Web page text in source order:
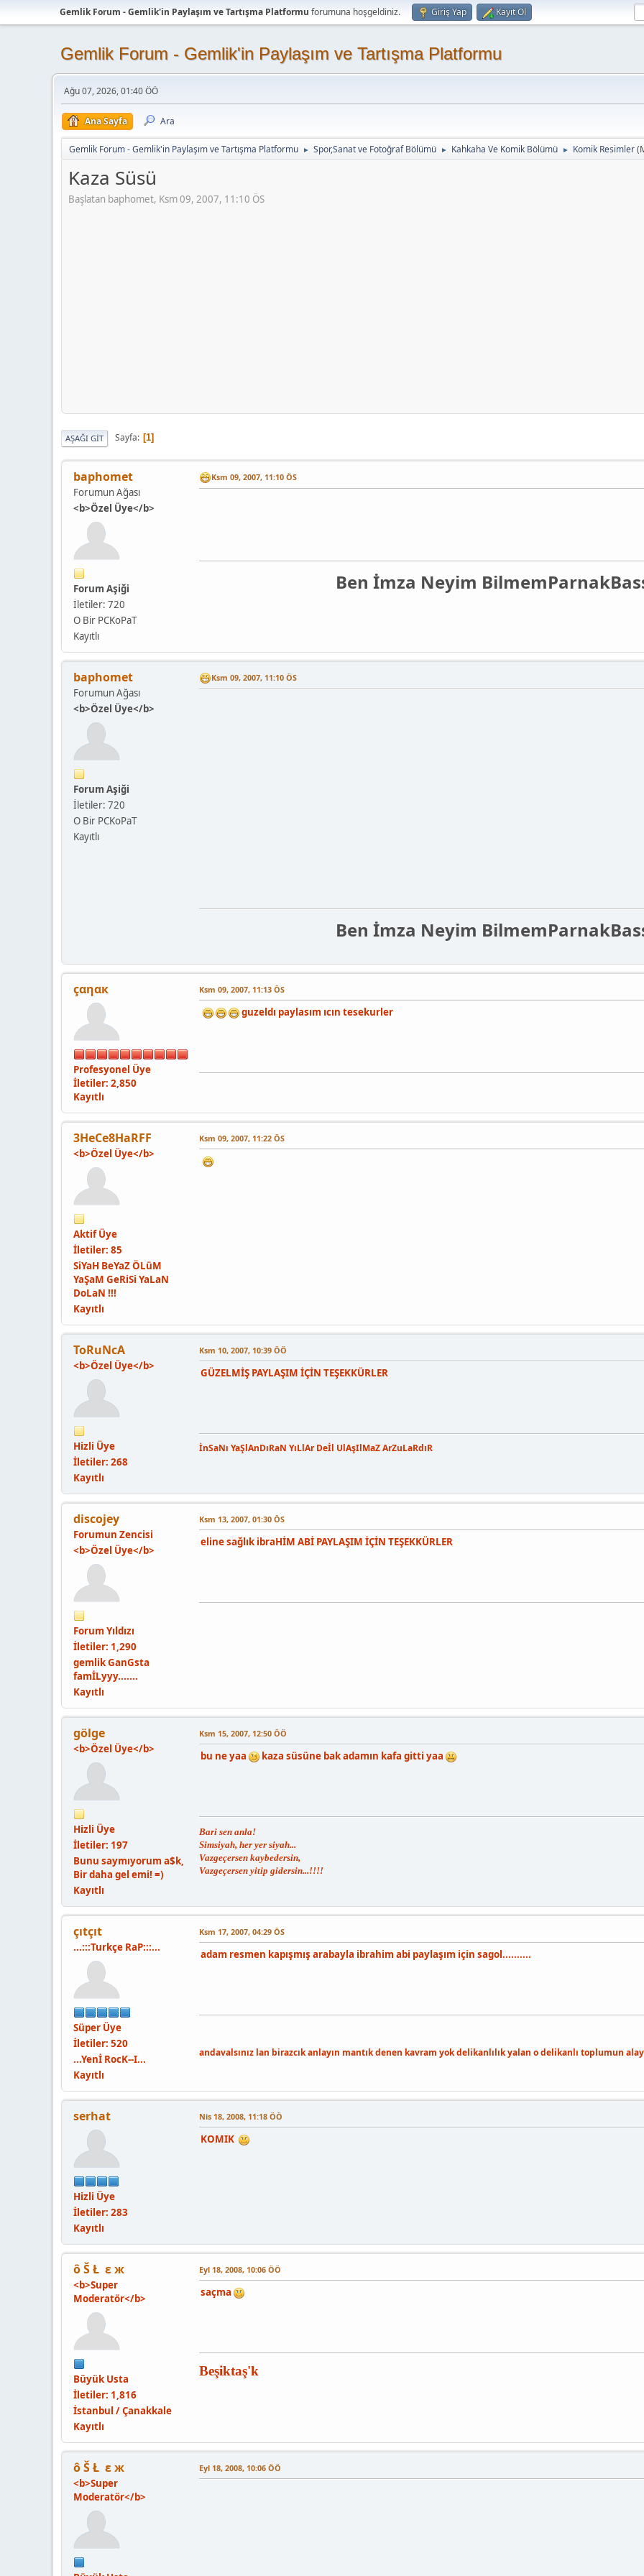
Gemlik Forum - Gemlik'in Paylaşım ve Tartışma Platformu forumuna hoşgeldiniz. Giriş Yap Kayıt Ol
Gemlik Forum - Gemlik'in Paylaşım ve Tartışma Platformu
Ağu 07, 2026, 01:40 ÖÖ
Ana Sayfa Ara
Gemlik Forum - Gemlik'in Paylaşım ve Tartışma Platformu ► Spor,Sanat ve Fotoğraf Bölümü ► Kahkaha Ve Komik Bölümü ► Komik Resimler
Kaza Süsü
Başlatan baphomet, Ksm 09, 2007, 11:10 ÖS
AŞAĞI GIT Sayfa 1
baphomet
Forumun Ağası
<b>Özel Üye</b>
Forum Aşiği
İletiler: 720
O Bir PCKoPaT
Kayıtlı
Ksm 09, 2007, 11:10 ÖS
Ben İmza Neyim BilmemParnak
baphomet
Forumun Ağası
<b>Özel Üye</b>
Forum Aşiği
İletiler: 720
O Bir PCKoPaT
Kayıtlı
Ksm 09, 2007, 11:10 ÖS
Ben İmza Neyim BilmemParnak
çαηαк
Profesyonel Üye
İletiler: 2,850
Kayıtlı
Ksm 09, 2007, 11:13 ÖS
guzeldı paylasım ıcın tesekurler
3HeCe8HaRFF
<b>Özel Üye</b>
Aktif Üye
İletiler: 85
SiYaH BeYaZ ÖLüM
YaŞaM GeRiSi YaLaN
DoLaN !!!
Kayıtlı
Ksm 09, 2007, 11:22 ÖS
ToRuNcA
<b>Özel Üye</b>
Hizli Üye
İletiler: 268
Kayıtlı
Ksm 10, 2007, 10:39 ÖÖ
GÜZELMİŞ PAYLAŞIM İÇİN TEŞEKKÜRLER
İnSaNı YaŞlAnDıRaN YıLlAr Deİl UlAşIlMaZ ArZuLaRdıR
discojey
Forumun Zencisi
<b>Özel Üye</b>
Forum Yıldızı
İletiler: 1,290
gemlik GanGsta
famİLyyy.......
Kayıtlı
Ksm 13, 2007, 01:30 ÖS
eline sağlık ibraHİM ABİ PAYLAŞIM İÇİN TEŞEKKÜRLER
gölge
<b>Özel Üye</b>
Hizli Üye
İletiler: 197
Bunu saymıyorum a$k,
Bir daha gel emi! =)
Kayıtlı
Ksm 15, 2007, 12:50 ÖÖ
bu ne yaa kaza süsüne bak adamın kafa gitti yaa
Bari sen anla!
Simsiyah, her yer siyah...
Vazgeçersen kaybedersin,
Vazgeçersen yitip gidersin...!!!!
çıtçıt
...:::Turkçe RaP:::...
Süper Üye
İletiler: 520
...Yenİ RocK--I...
Kayıtlı
Ksm 17, 2007, 04:29 ÖS
adam resmen kapışmış arabayla ibrahim abi paylaşım için sagol..........
andavalsınız lan birazcık anlayın mantık denen kavram yok delikanlılık yalan o delikanlı toplumun
serhat
Hizli Üye
İletiler: 283
Kayıtlı
Nis 18, 2008, 11:18 ÖÖ
KOMIK
ô Š Ł ε ж
<b>Super
Moderatör</b>
Büyük Usta
İletiler: 1,816
İstanbul / Çanakkale
Kayıtlı
Eyl 18, 2008, 10:06 ÖÖ
saçma
Beşiktaş'k
ô Š Ł ε ж
<b>Super
Moderatör</b>
Eyl 18, 2008, 10:06 ÖÖ